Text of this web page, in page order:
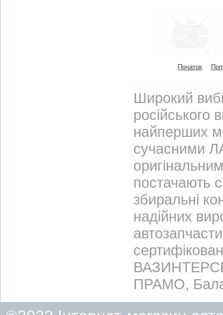
Початок
Широкий
найперших
сучасними
постачають
збиральні
надійних
ПРАМО,